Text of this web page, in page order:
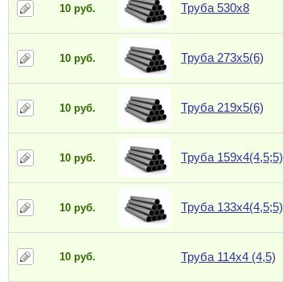
10 руб. Труба 530х8
10 руб. Труба 273х5(6)
10 руб. Труба 219x5(6)
10 руб. Труба 159х4(4,5;5)
10 руб. Труба 133х4(4,5;5)
10 руб. Труба 114х4 (4,5)